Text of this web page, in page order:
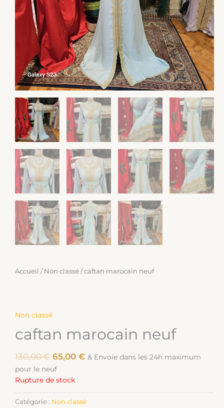
Accueil / Non classé / caftan marocain neuf
Non classé
caftan marocain neuf
130,00€ 65,00 € & Envoie dans les 24h maximum
pour le neuf
Rupture de stock
Catégorie : Non classé